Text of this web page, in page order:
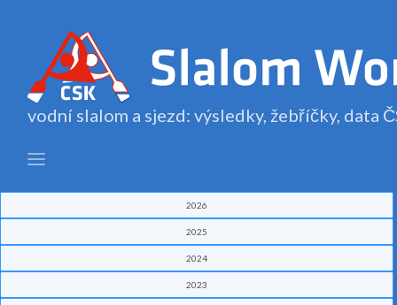
vodní slalom a sjezd: výsledky, žebříčky, data
2026
2025
2024
2023